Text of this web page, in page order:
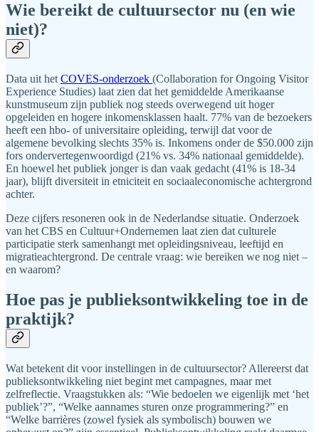
Wie bereikt de cultuursector nu (en wie
niet)?
Data uit het COVES-onderzoek (Collaboration for Ongoing Visitor
Experience Studies) laat zien dat het gemiddelde Amerikaanse
kunstmuseum zijn publiek nog steeds overwegend uit hoger
opgeleiden en hogere inkomensklassen haalt. 77% van de bezoekers
heeft een hbo- of universitaire opleiding, terwijl dat voor de
algemene bevolking slechts 35% is. Inkomens onder de $50.000 zijn
fors ondervertegenwoordigd (21% vs. 34% nationaal gemiddelde).
En hoewel het publiek jonger is dan vaak gedacht (41% is 18-34
jaar), blijft diversiteit in etniciteit en sociaaleconomische achtergrond
achter.
Deze cijfers resoneren ook in de Nederlandse situatie. Onderzoek
van het CBS en Cultuur+Ondernemen laat zien dat culturele
participatie sterk samenhangt met opleidingsniveau, leeftijd en
migratieachtergrond. De centrale vraag: wie bereiken we nog niet –
en waarom?
Hoe pas je publieksontwikkeling toe in de
praktijk?
Wat betekent dit voor instellingen in de cultuursector? Allereerst dat
publieksontwikkeling niet begint met campagnes, maar met
zelfreflectie. Vraagstukken als: “Wie bedoelen we eigenlijk met ‘het
publiek’?”, “Welke aannames sturen onze programmering?” en
“Welke barrières (zowel fysiek als symbolisch) bouwen we